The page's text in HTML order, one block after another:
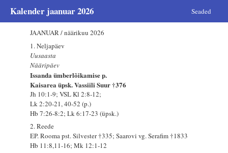
Kalender jaanuar 2026 Seaded
JAANUAR / näärikuu 2026
1. Neljapäev
Uusaasta
Nääripäev
Issanda ümberlõikamise p.
Kaisarea üpsk. Vassiili Suur †376
Jh 10:1-9; VSL Kl 2:8-12;
Lk 2:20-21, 40-52 (p.)
Hb 7:26-8:2; Lk 6:17-23 (üpsk.)
2. Reede
EP. Rooma pst. Silvester †335; Saarovi vg. Serafim †1833
Hb 11:8,11-16; Mk 12:1-12